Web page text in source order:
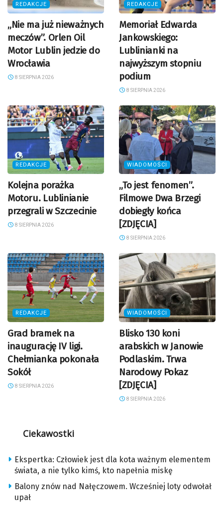
REDAKCJE
„Nie ma już nieważnych
meczów”. Orlen Oil
Motor Lublin jedzie do
Wrocławia
8 SIERPNIA 2026
REDAKCJE
Memoriał Edwarda
Jankowskiego:
Lublinianki na
najwyższym stopniu
podium
8 SIERPNIA 2026
REDAKCJE
Kolejna porażka
Motoru. Lublinianie
przegrali w Szczecinie
8 SIERPNIA 2026
WIADOMOŚCI
„To jest fenomen”.
Filmowe Dwa Brzegi
dobiegły końca
[ZDJĘCIA]
8 SIERPNIA 2026
REDAKCJE
Grad bramek na
inaugurację IV ligi.
Chełmianka pokonała
Sokół
8 SIERPNIA 2026
WIADOMOŚCI
Blisko 130 koni
arabskich w Janowie
Podlaskim. Trwa
Narodowy Pokaz
[ZDJĘCIA]
8 SIERPNIA 2026
Ciekawostki
Ekspertka: Człowiek jest dla kota ważnym elementem
świata, a nie tylko kimś, kto napełnia miskę
Balony znów nad Nałęczowem. Wcześniej loty odwołał
upał